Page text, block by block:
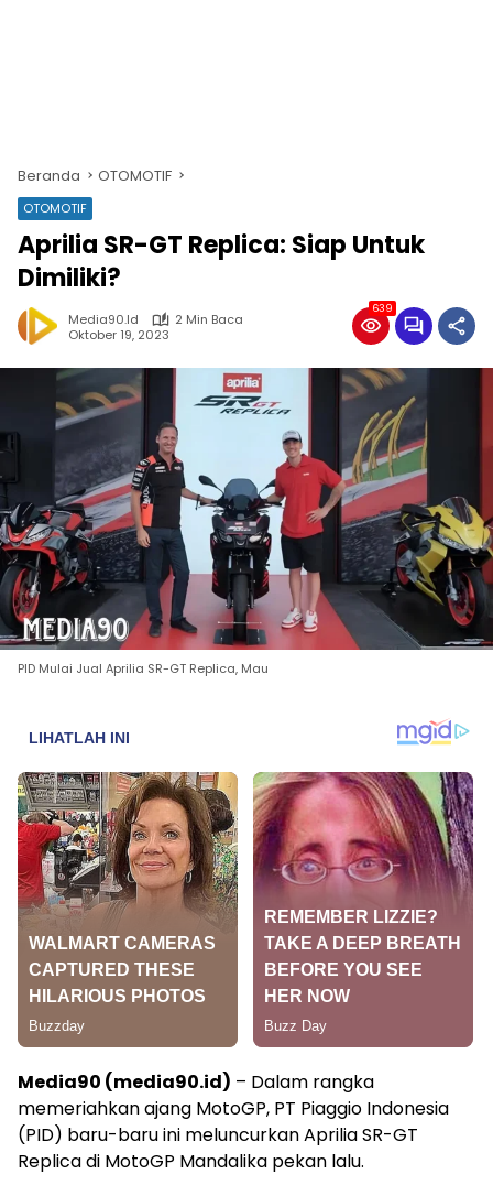
Beranda OTOMOTIF
OTOMOTIF
Aprilia SR-GT Replica: Siap Untuk
Dimiliki?
Media90.id
2 Min Baca
Oktober 19, 2023
639
PID Mulai Jual Aprilia SR-GT Replica, Mau
Media90 (media90.id) – Dalam rangka
memeriahkan ajang MotoGP, PT Piaggio Indonesia
(PID) baru-baru ini meluncurkan Aprilia SR-GT
Replica di MotoGP Mandalika pekan lalu.